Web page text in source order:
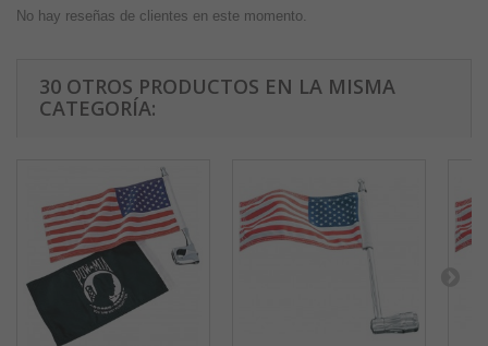
No hay reseñas de clientes en este momento.
30 OTROS PRODUCTOS EN LA MISMA
CATEGORÍA: